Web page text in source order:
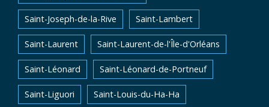
Saint-Joseph-de-la-Rive Saint-Lambert
Saint-Laurent Saint-Laurent-de-l'Île-d'Orléans
Saint-Léonard Saint-Léonard-de-Portneuf
Saint-Liguori Saint-Louis-du-Ha-Ha